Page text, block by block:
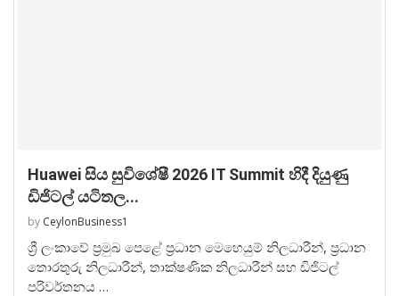
Huawei සිය සුවිශේෂී 2026 IT Summit හිදී දියුණු
ඩිජිටල් යටිතල...
by CeylonBusiness1
ශ්‍රී ලංකාවේ ප්‍රමුඛ පෙළේ ප්‍රධාන මෙහෙයුම් නිලධාරීන්, ප්‍රධාන
තොරතුරු නිලධාරීන්, තාක්ෂණික නිලධාරීන් සහ ඩිජිටල්
පරිවර්තනය …